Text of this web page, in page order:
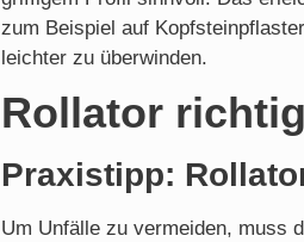
zum Beispiel auf
leichter zu überwinden.
Rollator
Praxistipp:
Um Unfälle zu vermeiden, muss